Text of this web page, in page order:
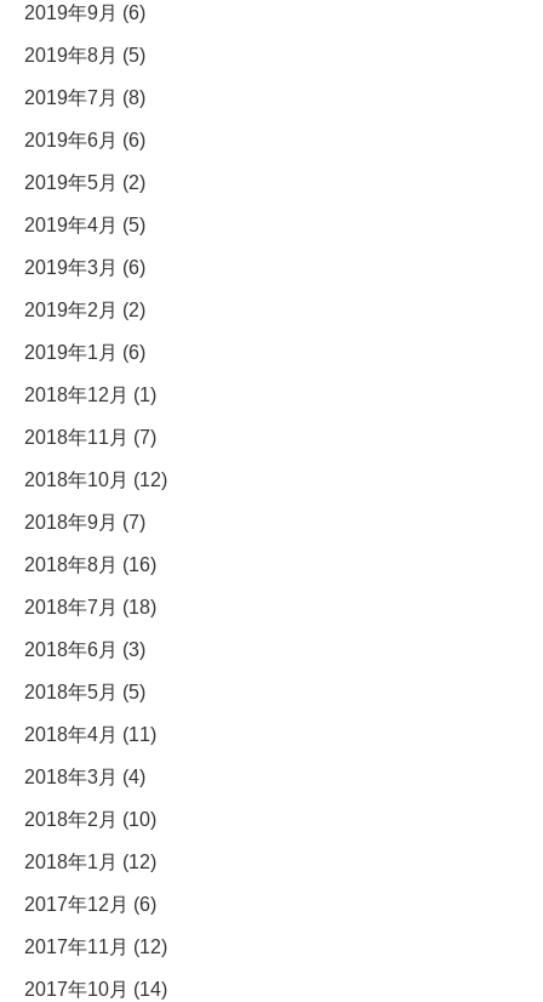
2019年9月 (6)
2019年8月 (5)
2019年7月 (8)
2019年6月 (6)
2019年5月 (2)
2019年4月 (5)
2019年3月 (6)
2019年2月 (2)
2019年1月 (6)
2018年12月 (1)
2018年11月 (7)
2018年10月 (12)
2018年9月 (7)
2018年8月 (16)
2018年7月 (18)
2018年6月 (3)
2018年5月 (5)
2018年4月 (11)
2018年3月 (4)
2018年2月 (10)
2018年1月 (12)
2017年12月 (6)
2017年11月 (12)
2017年10月 (14)